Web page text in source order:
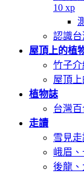
10 xp
認識
屋頂上的植
竹子介
屋頂
植物誌
台灣
走讀
雪見走
峨眉
後龍